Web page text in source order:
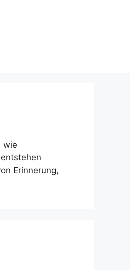
wie
Erinnerung,